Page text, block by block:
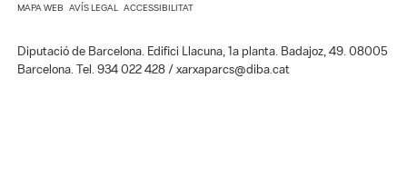
MAPA WEB AVÍS LEGAL ACCESSIBILITAT
Diputació de Barcelona. Edifici Llacuna, 1a planta. Badajoz, 49. 08005
Barcelona. Tel. 934 022 428 / xarxaparcs@diba.cat